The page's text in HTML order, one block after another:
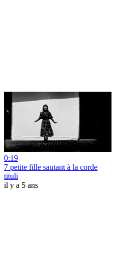
0:19
7 petite fille sautant à la corde
tituli
il y a 5 ans